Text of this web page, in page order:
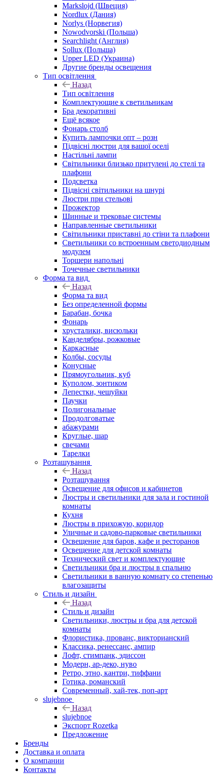
Markslojd (Швеция)
Nordlux (Дания)
Norlys (Норвегия)
Nowodvorski (Польша)
Searchlight (Англия)
Sollux (Польша)
Upper LED (Украина)
Другие бренды освещения
Тип освітлення
Назад
Тип освітлення
Комплектующие к светильникам
Бра декоративні
Ещё всякое
Фонарь столб
Купить лампочки опт – розн
Підвісні люстри для вашої оселі
Настільні лампи
Світильники близько притулені до стелі та
плафони
Подсветка
Підвісні світильники на шнурі
Люстри при стельові
Прожектор
Шинные и трековые системы
Направленные светильники
Світильники приставні до стіни та плафони
Светильники со встроенным светодиодным
модулем
Торшери напольні
Точечные светильники
Форма та вид
Назад
Форма та вид
Без определенной формы
Барабан, бочка
Фонарь
хрусталики, висюльки
Канделябры, рожковые
Каркасные
Колбы, сосуды
Конусные
Прямоугольник, куб
Куполом, зонтиком
Лепестки, чешуйки
Паучки
Полигональные
Продолговатые
абажурами
Круглые, шар
свечами
Тарелки
Розташування
Назад
Розташування
Освещение для офисов и кабинетов
Люстры и светильники для зала и гостиной
комнаты
Кухня
Люстры в прихожую, коридор
Уличные и садово-парковые светильники
Освещение для баров, кафе и ресторанов
Освещение для детской комнаты
Технический свет и комплектующие
Светильники бра и люстры в спальню
Светильники в ванную комнату со степенью
влагозащиты
Стиль и дизайн
Назад
Стиль и дизайн
Светильники, люстры и бра для детской
комнаты
Флористика, прованс, викторианский
Классика, ренессанс, ампир
Лофт, стимпанк, эдиссон
Модерн, ар-деко, нуво
Ретро, этно, кантри, тиффани
Готика, романский
Современный, хай-тек, поп-арт
slujebnoe
Назад
slujebnoe
Экспорт Rozetka
Предложение
Бренды
Доставка и оплата
О компании
Контакты